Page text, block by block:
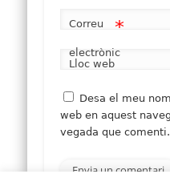
Correu
electrònic
*
Lloc web
Desa el meu
web en aquest
vegada que comenti.